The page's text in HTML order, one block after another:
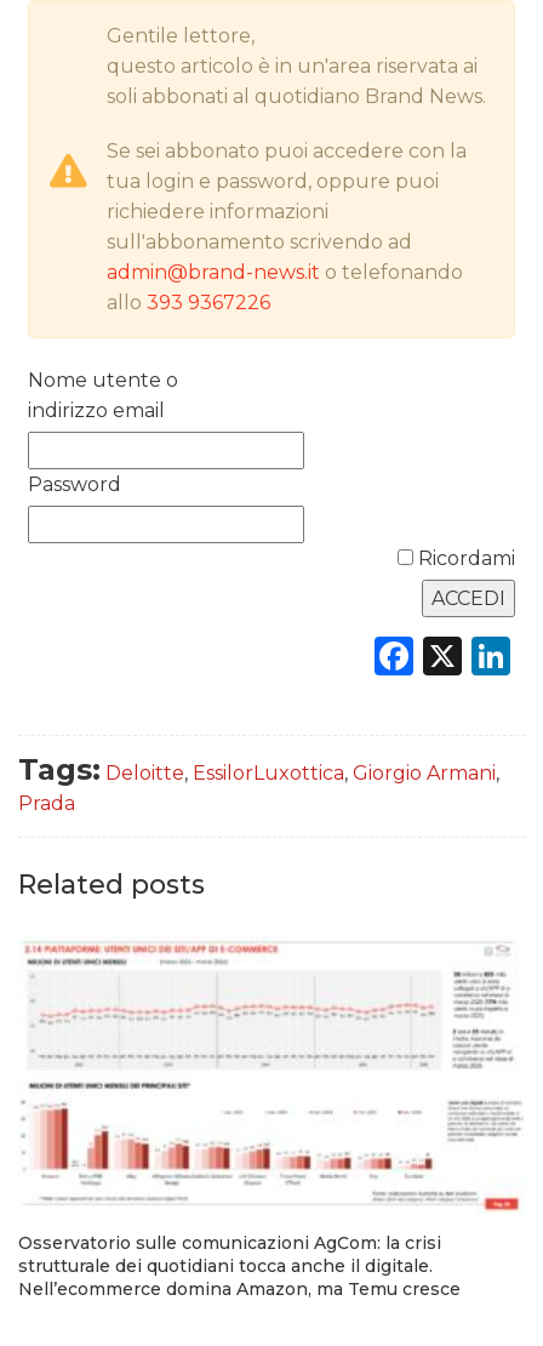
RICERCHE
NORMATIVE
TREND
CASE HISTORY
Gentile lettore,
questo articolo è in un'area riservata ai
soli abbonati al quotidiano Brand News.
Se sei abbonato puoi accedere con la
tua login e password, oppure puoi
richiedere informazioni
sull'abbonamento scrivendo ad
admin@brand-news.it o telefonando
allo393 9367226
Nome utente o
indirizzo email
Password
Ricordami
X
Tags: Deloitte, EssilorLuxottica, Giorgio Armani,
Prada
Related posts
Osservatorio sulle comunicazioni AgCom: la crisi
strutturale dei quotidiani tocca anche il digitale.
Nell’ecommerce domina Amazon, ma Temu cresce